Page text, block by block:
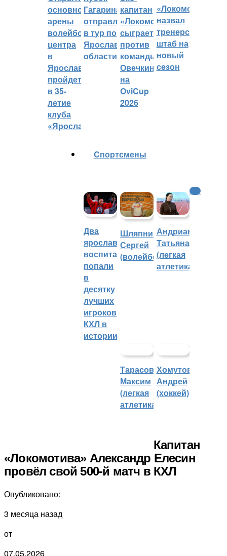
основной
арены
волейбольного
центра
в
Ярославле
пройдет
в 35-
летие
клуба
«Ярославич»
Гагарина
отправляется
в тур по
Ярославской
области
капитан
«Локомотива»
сыграет
против
команды
Овечкина
на
OviCup
2026
«Локомотив»
назвал
тренерский
штаб на
новый
сезон
Cпортсмены
Два
ярославских
воспитанника
попали
в
десятку
лучших
игроков
КХЛ в
истории
Шляпников
Сергей
(волейбол)
Андрианова
Татьяна
(легкая
атлетика)
Тарасов
Максим
(легкая
атлетика)
Хомутов
Андрей
(хоккей)
КХЛ
Капитан
«Локомотива» Александр Елесин
провёл свой 500-й матч в КХЛ
Опубликовано:
3 месяца назад
от
07.05.2026